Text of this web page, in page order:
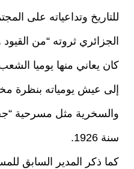
للتاريخ وتداعياته على
الجزائري ثروته “من
كان يعاني منها يوميا
إلى عيش يومياته بنظرة
والسخرية مثل مسرحية
سنة 1926.
كما ذكر المدير السابق